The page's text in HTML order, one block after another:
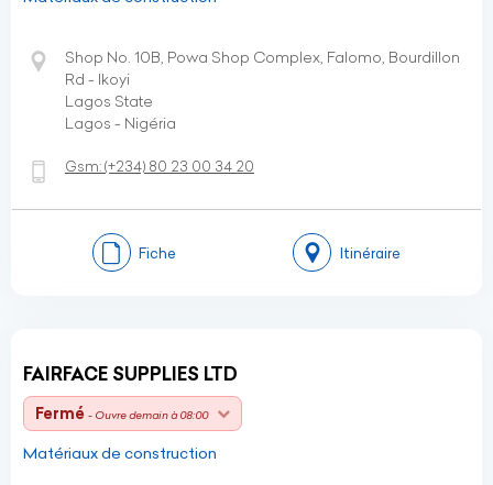
Shop No. 10B, Powa Shop Complex, Falomo, Bourdillon
Rd - Ikoyi
Lagos State
Lagos - Nigéria
Gsm:(+234) 80 23 00 34 20
Fiche Itinéraire
FAIRFACE SUPPLIES LTD
Fermé - Ouvre demain à 08:00
Matériaux de construction